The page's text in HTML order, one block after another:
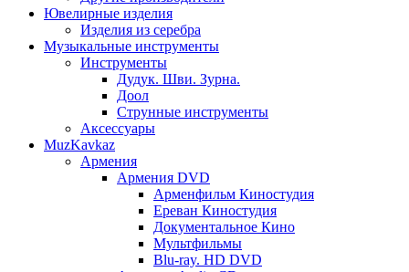
Ювелирные изделия
Изделия из серебра
Музыкальные инструменты
Инструменты
Дудук. Шви. Зурна.
Доол
Струнные инструменты
Аксессуары
MuzKavkaz
Армения
Армения DVD
Арменфильм Киностудия
Ереван Киностудия
Документальное Кино
Мультфильмы
Blu-ray. HD DVD